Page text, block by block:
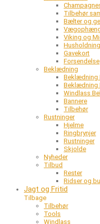
Tilbehør
Bælter og
Viking og
Husholdning
Gavekort
Forsendelse
Beklædning
Beklædning
Beklædning
Windlass
Bannere
Tilbehør
Rustninger
Hjelme
Ringbrynjer
Rustninger
Skjolde
Nyheder
Tilbud
Rester
Ridser og
Jagt og Fritid
Tilbage
Tilbehør
Tools
Windlass